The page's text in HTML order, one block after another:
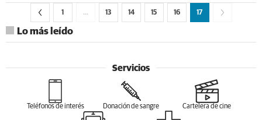
1 … 13 14 15 16 17
Lo más leído
Servicios
Teléfonos de interés Donación de sangre Cartelera de cine